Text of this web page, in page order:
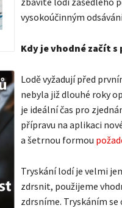
vysokoúčinným
Kdy je vhodné začít
Lodě vyžadují před
nebyla již dlouhé roky
je ideální čas pro
přípravu na aplikaci
a šetrnou formou
Tryskání lodí je velmi
zdrsnit, použijeme
zdrsníme. Tryskáním